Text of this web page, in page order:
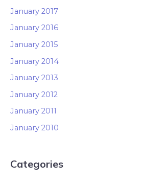
January 2017
January 2016
January 2015
January 2014
January 2013
January 2012
January 2011
January 2010
Categories